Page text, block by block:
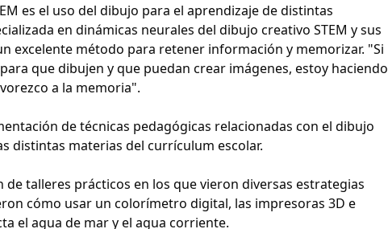
es el uso del dibujo para el aprendizaje de distintas
en dinámicas neurales del dibujo creativo STEM y sus
excelente método para retener información y memorizar. "Si
que dibujen y que puedan crear imágenes, estoy haciendo
a la memoria".
de técnicas pedagógicas relacionadas con el dibujo
distintas materias del currículum escolar.
talleres prácticos en los que vieron diversas estrategias
cómo usar un colorímetro digital, las impresoras 3D e
el agua de mar y el agua corriente.